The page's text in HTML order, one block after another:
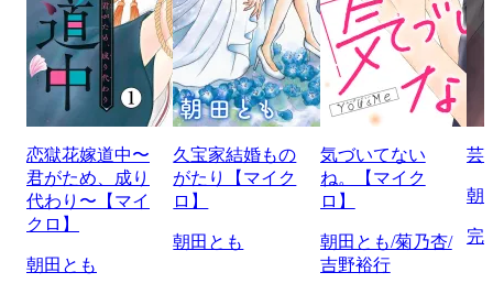
恋獄花嫁道中〜
君がため、成り
代わり〜【マイ
クロ】
朝田とも
久宝家結婚もの
がたり【マイク
ロ】
朝田とも
気づいてない
ね。【マイク
ロ】
朝田とも/菊乃杏/
吉野裕行
芸
朝
完